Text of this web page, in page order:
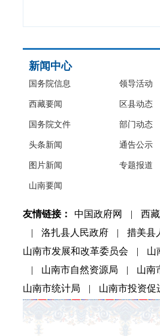
新闻中心
国务院信息
西藏要闻
国务院文件
头条新闻
图片新闻
山南要闻
领导活动
区县动态
部门动态
通告公示
专题报道
友情链接： 中国政府网 | 西
|
洛扎县人民政府 | 措美县
山南市发展和改革委员会
| 山
|
山南市自然资源局 | 山南
山南市统计局
| 山南市投资促